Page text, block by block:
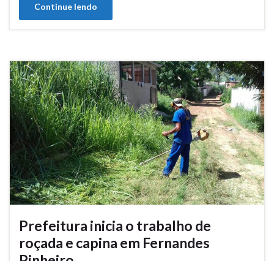
Continue lendo
Prefeitura inicia o trabalho de
roçada e capina em Fernandes